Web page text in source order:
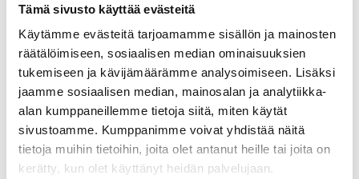
Tämä sivusto käyttää evästeitä
Käytämme evästeitä tarjoamamme sisällön ja mainosten
räätälöimiseen, sosiaalisen median ominaisuuksien
tukemiseen ja kävijämäärämme analysoimiseen. Lisäksi
jaamme sosiaalisen median, mainosalan ja analytiikka-
alan kumppaneillemme tietoja siitä, miten käytät
sivustoamme. Kumppanimme voivat yhdistää näitä
tietoja muihin tietoihin, joita olet antanut heille tai joita on
kerätty, kun olet käyttänyt heidän palvelujaan.
RisteilylaivaJumbo-tapahtumassa
liiketoiminnan opiskelijat tutustuivat HOK-
Elannon toimintaan sekä koulu- ja
työhyvinvointiin
Artikkelien
selaus